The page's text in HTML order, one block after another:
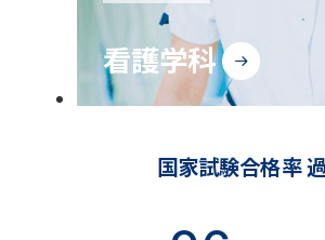
看護学科
国家試験合格率